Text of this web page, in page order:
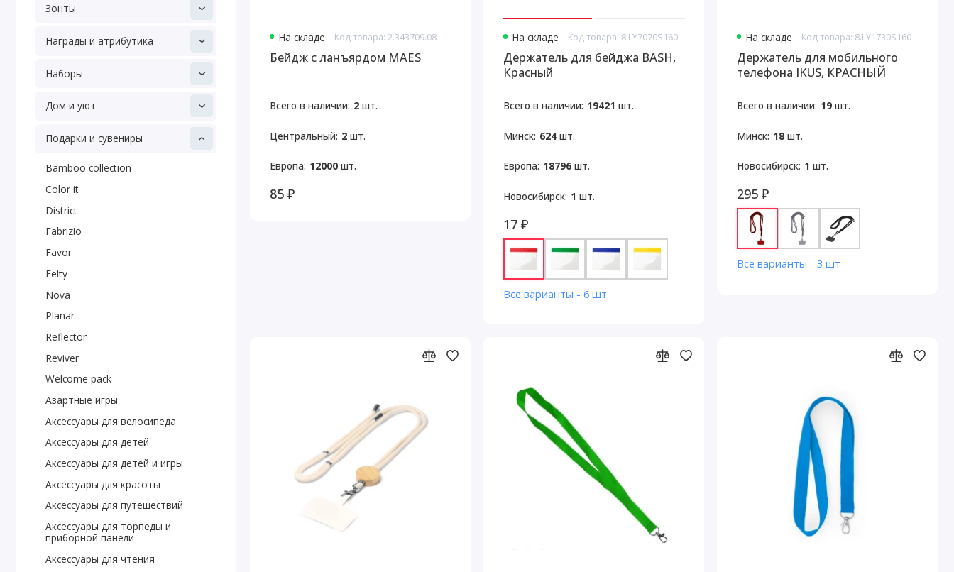
Зонты
Награды и атрибутика
Наборы
Дом и уют
Подарки и сувениры
Bamboo collection
Color it
District
Fabrizio
Favor
Felty
Nova
Planar
Reflector
Reviver
Welcome pack
Азартные игры
Аксессуары для велосипеда
Аксессуары для детей
Аксессуары для детей и игры
Аксессуары для красоты
Аксессуары для путешествий
Аксессуары для торпеды и
приборной панели
Аксессуары для чтения
На складе Код товара: 2.343709.08
Бейдж с ланъярдом MAES
Всего в наличии: 2шт.
Центральный: 2шт.
Европа: 12000шт.
85 ₽
На складе Код товара: 8.LY7070S160
Держатель для бейджа BASH,
Красный
Всего в наличии: 19421 шт.
Минск: 624шт.
Европа: 18796шт.
Новосибирск: 1 шт.
17 ₽
Все варианты - 6 шт
На складе Код товара: 8.LY1730S160
Держатель для мобильного
телефона IKUS, КРАСНЫЙ
Всего в наличии: 19шт.
Минск: 18шт.
Новосибирск: 1 шт.
295 ₽
Все варианты - 3 шт